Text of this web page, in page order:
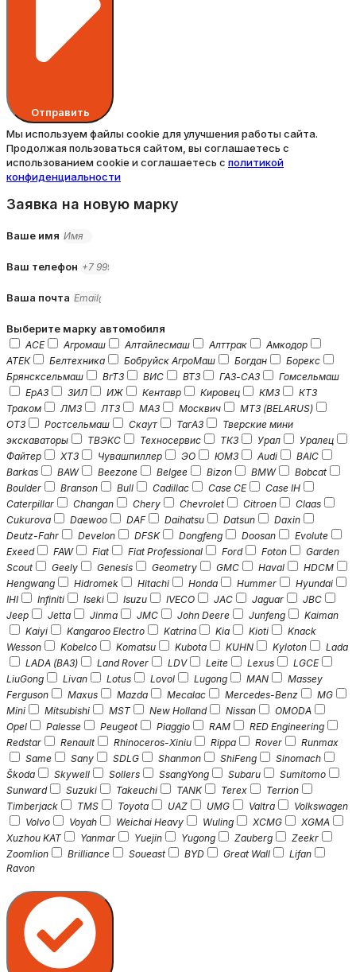
Отправить
Мы используем файлы cookie для улучшения работы сайта.
Продолжая пользоваться сайтом, вы соглашаетесь с
использованием cookie и соглашаетесь с политикой
конфиденциальности
Заявка на новую марку
Ваше имя
Ваш телефон
Ваша почта
Выберите марку автомобиля
ACE Агромаш Алтайлесмаш Алттрак
Амкодор
АТЕК
Белтехника Бобруйск АгроМаш Богдан
Борекс
Брянсксельмаш
ВгТЗ ВИС ВТЗ ГАЗ-САЗ
Гомсельмаш
ЕрАЗ
ЗИЛ ИЖ Кентавр Кировец КМЗ
КТЗ
Траком
ЛМЗ ЛТЗ МАЗ Москвич
МТЗ (BELARUS)
ОТЗ
Ростсельмаш Скаут ТагАЗ
Тверские мини
экскаваторы
ТВЭКС Техносервис ТКЗ Урал
Уралец
Файтер
ХТЗ Чувашпиллер ЭО ЮМЗ Audi
BAIC
Barkas
BAW Beezone Belgee Bizon BMW
Bobcat
Boulder
Branson Bull Cadillac Case CE
Case IH
Caterpillar
Changan Chery Chevrolet Citroen
Claas
Cukurova
Daewoo DAF Daihatsu Datsun
Daxin
Deutz-Fahr
Develon DFSK Dongfeng Doosan
Evolute
Exeed
FAW Fiat Fiat Professional Ford Foton
Garden
Scout
Geely Genesis Geometry GMC Haval
HDCM
Hengwang
Hidromek Hitachi Honda Hummer
Hyundai
IHI
Infiniti Iseki Isuzu IVECO JAC Jaguar
JBC
Jeep
Jetta Jinma JMC John Deere Junfeng
Kaiman
Kaiyi
Kangaroo Electro Katrina Kia Kioti
Knack
Wesson
Kobelco Komatsu Kubota KUHN Kyloton
Lada
LADA (ВАЗ)
Land Rover LDV Leite Lexus
LGCE
LiuGong
Livan Lotus Lovol Lugong MAN
Massey
Ferguson
Maxus Mazda Mecalac Mercedes-Benz
MG
Mini
Mitsubishi MST New Holland Nissan
OMODA
Opel
Palesse Peugeot Piaggio RAM
RED Engineering
Redstar
Renault Rhinoceros-Xiniu Rippa Rover
Runmax
Same
Sany SDLG Shanmon ShiFeng
Sinomach
Škoda
Skywell Sollers SsangYong Subaru
Sumitomo
Sunward
Suzuki Takeuchi TANK Terex
Terrion
Timberjack
TMS Toyota UAZ UMG Valtra
Volkswagen
Volvo
Voyah Weichai Heavy Wuling XCMG
XGMA
Xuzhou KAT
Yanmar Yuejin Yugong Zauberg
Zeekr
Zoomlion
Brilliance Soueast BYD Great Wall
Lifan
Ravon